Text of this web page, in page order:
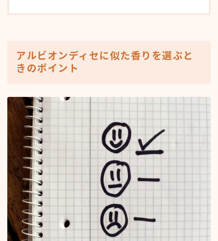
アルビオンディセに似た香りを選ぶと
きのポイント